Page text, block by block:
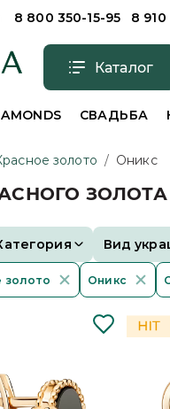
8 800 350-15-95 8
Каталог
СВАДЬБА
золото / Оникс
Вид
золото Оникс